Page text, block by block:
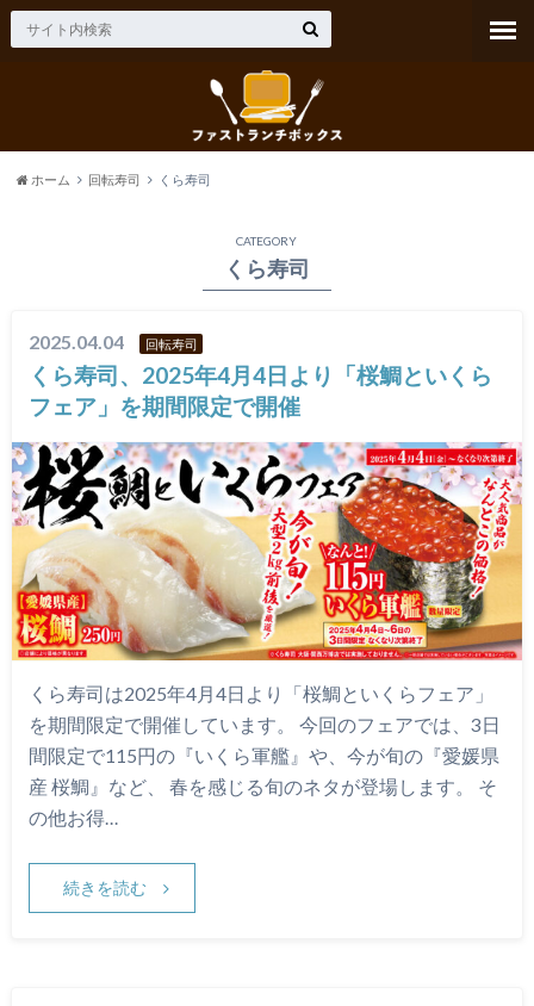
ホーム 回転寿司 くら寿司
CATEGORY
くら寿司
2025.04.04 回転寿司
くら寿司、2025年4月4日より「桜鯛といくら
フェア」を期間限定で開催
くら寿司は2025年4月4日より「桜鯛といくらフェア」
を期間限定で開催しています。 今回のフェアでは、3日
間限定で115円の『いくら軍艦』や、今が旬の『愛媛県
産 桜鯛』など、 春を感じる旬のネタが登場します。 そ
の他お得…
続きを読む